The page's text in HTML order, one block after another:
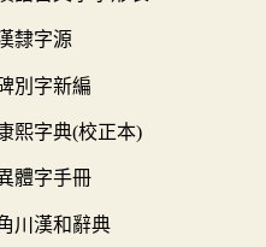
隸字源
別字新編
熙字典(校正本)
體字手冊
川漢和辭典